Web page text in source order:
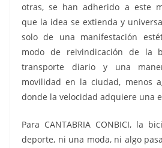
otras, se han adherido a este
que la idea se extienda y
solo de una manifestación
modo de reivindicación de la
transporte diario y una
movilidad en la ciudad, menos
donde la velocidad adquiere una
Para CANTABRIA CONBICI, la
deporte, ni una moda, ni algo